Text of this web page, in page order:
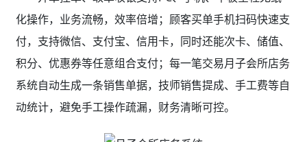
化操作，业务流畅，效率倍增；顾客买单手机扫码快速支
付，支持微信、支付宝、信用卡，同时还能次卡、储值、
积分、优惠券等任意组合支付；每一笔交易月子会所店务
系统自动生成一条销售单据，技师销售提成、手工费等自
动统计，避免手工操作疏漏，财务清晰可控。